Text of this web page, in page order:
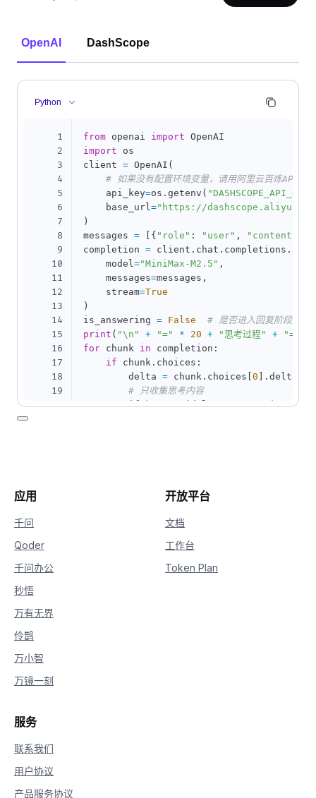
OpenAI DashScope
Python
1
2
3
4
5
6
7
8
9
10
11
12
13
14
15
16
17
18
19
20
from openai import
import os
client = OpenAI (
# 如果没有配置环境变量，请用阿里云百炼
    api_key
=os . getenv ( "DASHSCOPE_API_KEY"
    base_url
="https://
)
messages = { "role" : "user" , "content"
completion = client . chat . completions .
    model
="MiniMax-M2.5" ,
    messages
=messages ,
    stream
=True
)
is_answering = False
# 是否进入回复阶段
print ( "\n" + "=" * 20 + "思考过程" + "="
for chunk in completion :
if chunk . choices :
        delta
= chunk . choices 0 . delta
# 只收集思考内容
if hasattr(delta,
print (
                is_answering
print(
应用
千问
Qoder
千问办公
秒悟
万有无界
伶鹊
万小智
万镜一刻
开放平台
文档
工作台
Token Plan
服务
联系我们
用户协议
产品服务协议